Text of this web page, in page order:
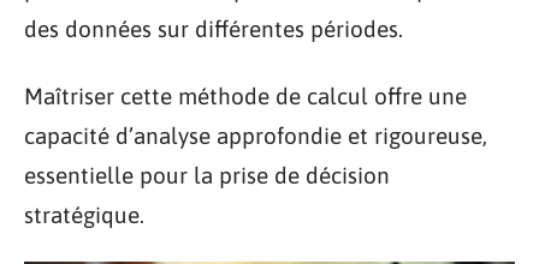
des données sur différentes périodes.
Maîtriser cette méthode de calcul offre une
capacité d’analyse approfondie et rigoureuse,
essentielle pour la prise de décision
stratégique.